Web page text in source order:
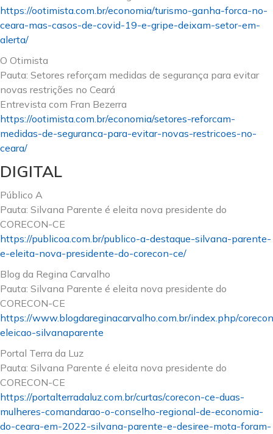
https://ootimista.com.br/economia/turismo-ganha-forca-no-
ceara-mas-casos-de-covid-19-e-gripe-deixam-setor-em-
alerta/
O Otimista
Pauta: Setores reforçam medidas de segurança para evitar
novas restrições no Ceará
Entrevista com Fran Bezerra
https://ootimista.com.br/economia/setores-reforcam-
medidas-de-seguranca-para-evitar-novas-restricoes-no-
ceara/
DIGITAL
Público A
Pauta: Silvana Parente é eleita nova presidente do
CORECON-CE
https://publicoa.com.br/publico-a-destaque-silvana-parente-
e-eleita-nova-presidente-do-corecon-ce/
Blog da Regina Carvalho
Pauta: Silvana Parente é eleita nova presidente do
CORECON-CE
https://www.blogdareginacarvalho.com.br/index.php/
eleicao-silvanaparente
Portal Terra da Luz
Pauta: Silvana Parente é eleita nova presidente do
CORECON-CE
https://portalterradaluz.com.br/curtas/corecon-ce-duas-
mulheres-comandarao-o-conselho-regional-de-economia-
do-ceara-em-2022-silvana-parente-e-desiree-mota-foram-